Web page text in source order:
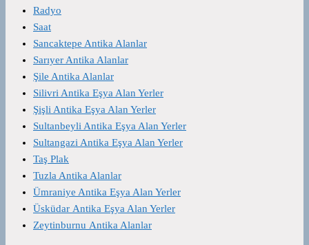
Radyo
Saat
Sancaktepe Antika Alanlar
Sarıyer Antika Alanlar
Şile Antika Alanlar
Silivri Antika Eşya Alan Yerler
Şişli Antika Eşya Alan Yerler
Sultanbeyli Antika Eşya Alan Yerler
Sultangazi Antika Eşya Alan Yerler
Taş Plak
Tuzla Antika Alanlar
Ümraniye Antika Eşya Alan Yerler
Üsküdar Antika Eşya Alan Yerler
Zeytinburnu Antika Alanlar